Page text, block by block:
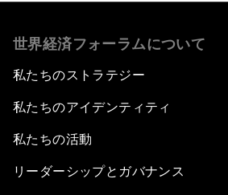
世界経済フォーラムについて
私たちのストラテジー
私たちのアイデンティティ
私たちの活動
リーダーシップとガバナンス